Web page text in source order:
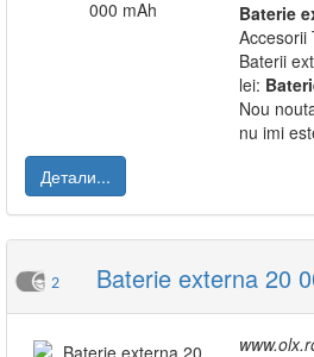
Baterie
Accesorii
Baterii
lei:
Nou
nu imi
Детали...
2 Baterie externa 20